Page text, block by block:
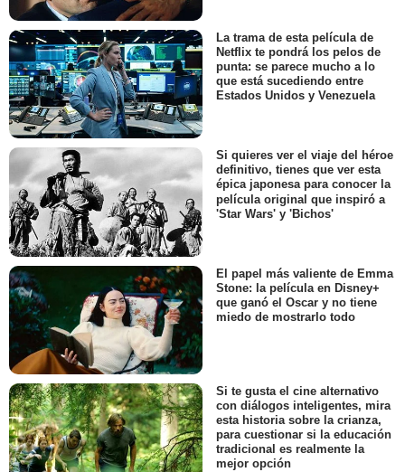
La trama de esta película de
Netflix te pondrá los pelos de
punta: se parece mucho a lo
que está sucediendo entre
Estados Unidos y Venezuela
Si quieres ver el viaje del héroe
definitivo, tienes que ver esta
épica japonesa para conocer la
película original que inspiró a
'Star Wars' y 'Bichos'
El papel más valiente de Emma
Stone: la película en Disney+
que ganó el Oscar y no tiene
miedo de mostrarlo todo
Si te gusta el cine alternativo
con diálogos inteligentes, mira
esta historia sobre la crianza,
para cuestionar si la educación
tradicional es realmente la
mejor opción